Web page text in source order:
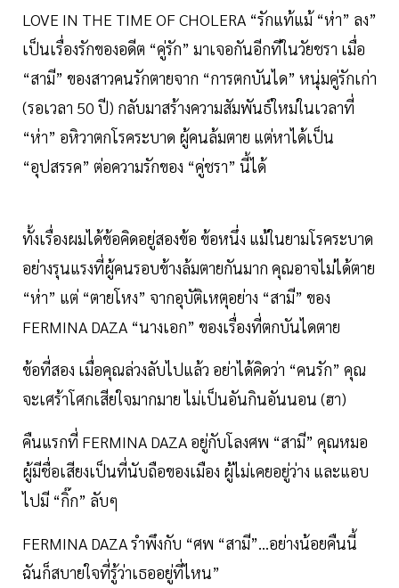
LOVE IN THE TIME OF CHOLERA “รักแท้แม้ “ห่า” ลง”
เป็นเรื่อง​รักของอดีต​ “คู่​รัก” มาเจอกัน​อีก​ทีในวัยชรา​ เมื่อ​
“สามี” ของสาวคนรักตาย​จาก “การตกบันได” หนุ่ม​คู่รัก​เก่า
(รอเวลา​ 50​ ปี) ​กลับมาสร้างความสัมพันธ์​ใหม่ในเวลาที่
“ห่า” อหิวาตกโรค​ระบาด​ ผู้​คนล้มตาย​ แต่หาได้เป็น
“อุปสรรค” ต่อความรัก​ของ “คู่ชรา” นี้ได้
ทั้งเรื่อง​ผมได้ข้อคิด​อยู่​สองข้อ​ ข้อหนึ่ง​ แม้ในยามโรคระบาด
อย่างรุนแรงที่ผู้คน​รอบข้างล้ม​ตายกันมาก​ คุณ​อาจไม่ได้ตาย
“ห่า” แต่ “ตายโหง” จากอุบัติเหตุ​อย่าง​ “สามี” ของ​
FERMINA DAZA “นางเอก” ของเรื่องที่ตกบันไดตาย​
ข้อที่สอง​ เมื่อคุณ​ล่วงลับไปแล้ว​ อย่าได้​คิดว่า “คนรัก” คุณ​
จะ​เศร้า​โศก​เสียใจ​มากมาย​ ไม่เป็นอัน​กินอัน​นอน​ (ฮา)​
คืนแรกที่​ FERMINA DAZA​ อยู่​กับโลงศพ “สามี” คุณ​หมอ
ผู้มีชื่อเสียงเป็นที่นับถือของเมือง​ ผู้ไม่เคย​อยู่​ว่าง​ และแอบ
ไปมี “กิ๊ก” ลับ​ๆ
FERMINA DAZA รำพึงกับ “ศพ “สามี”...อย่างน้อย​คืนนี้
ฉัน​ก็​สบายใจ​ที่รู้​ว่า​เธอ​อยู่​ที่ไหน”